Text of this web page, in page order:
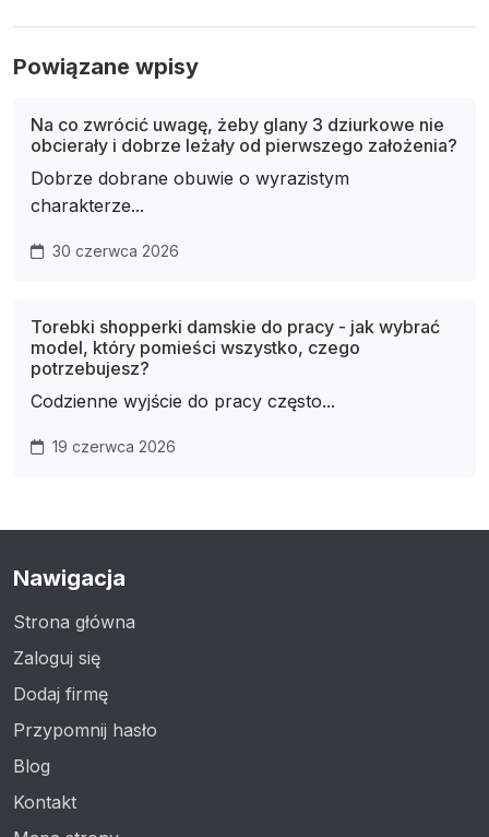
Powiązane wpisy
Na co zwrócić uwagę, żeby glany 3 dziurkowe nie
obcierały i dobrze leżały od pierwszego założenia?
Dobrze dobrane obuwie o wyrazistym
charakterze...
30 czerwca 2026
Torebki shopperki damskie do pracy - jak wybrać
model, który pomieści wszystko, czego
potrzebujesz?
Codzienne wyjście do pracy często...
19 czerwca 2026
Nawigacja
Strona główna
Zaloguj się
Dodaj firmę
Przypomnij hasło
Blog
Kontakt